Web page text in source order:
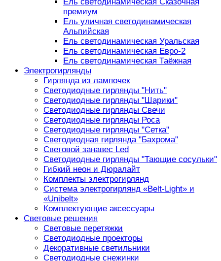
премиум
Ель уличная светодинамическая
Альпийская
Ель светодинамическая Уральская
Ель светодинамическая Евро-2
Ель светодинамическая Таёжная
Электрогирлянды
Гирлянда из лампочек
Светодиодные гирлянды "Нить"
Светодиодные гирлянды "Шарики"
Светодиодные гирлянды Свечи
Светодиодные гирлянды Роса
Светодиодные гирлянды "Сетка"
Светодиодная гирлянда "Бахрома"
Световой занавес Led
Светодиодные гирлянды "Тающие сосульки"
Гибкий неон и Дюралайт
Комплекты электрогирлянд
Система электрогирлянд «Belt-Light» и
«Unibelt»
Комплектующие аксессуары
Световые решения
Световые перетяжки
Светодиодные проекторы
Декоративные светильники
Светодиодные снежинки